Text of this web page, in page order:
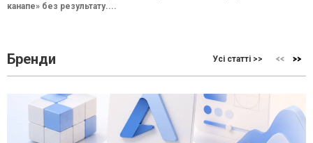
канапе» без результату....
Бренди Усі статті >>